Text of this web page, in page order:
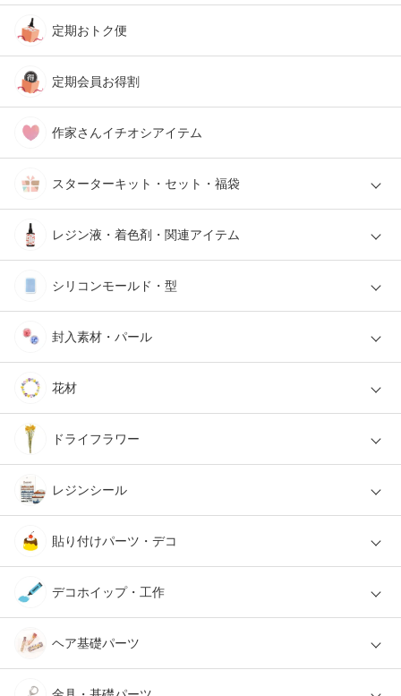
定期おトク便
定期会員お得割
作家さんイチオシアイテム
スターターキット・セット・福袋
レジン液・着色剤・関連アイテム
シリコンモールド・型
封入素材・パール
花材
ドライフラワー
レジンシール
貼り付けパーツ・デコ
デコホイップ・工作
ヘア基礎パーツ